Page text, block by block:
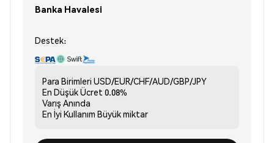
Banka Havalesi
Destek:
Para Birimleri USD/EUR/CHF/AUD/GBP/JPY
En Düşük Ücret 0.08%
Varış Anında
En İyi Kullanım Büyük miktar